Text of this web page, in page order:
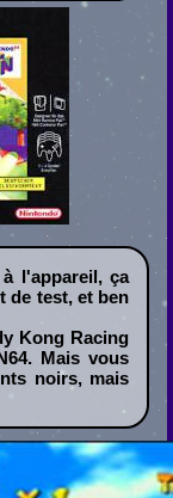
l'appareil, ça
de test, et ben
Kong Racing
Mais vous
noirs, mais